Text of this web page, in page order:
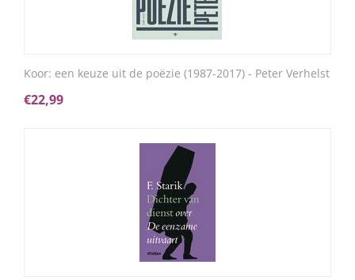
Koor: een keuze uit de poëzie (1987-2017) - Peter Verhelst
€22,99